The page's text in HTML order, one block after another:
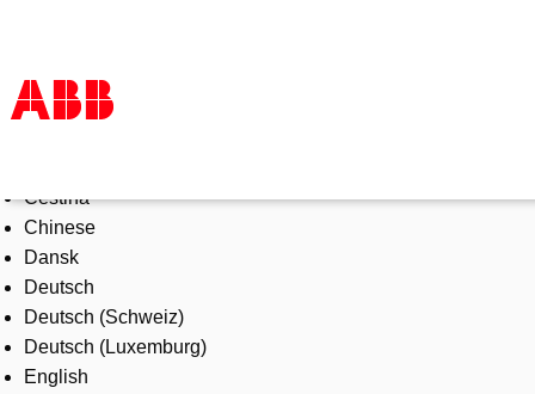
Products & Solutions
Industries
Services
About us
Where to buy
Contact us
Careers
Čeština
Chinese
Dansk
Deutsch
Deutsch (Schweiz)
Deutsch (Luxemburg)
English